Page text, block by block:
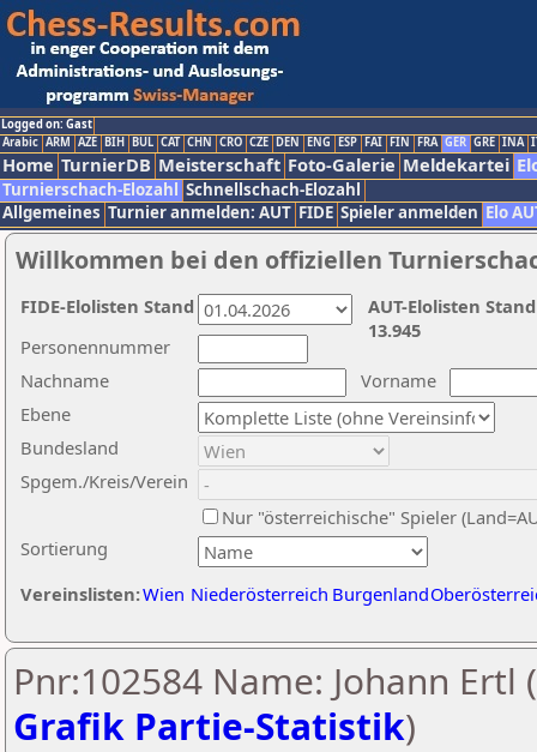
Logged on: Gast
Arabic ARM AZE BIH BUL CAT CHN CRO CZE DEN ENG ESP FAI FIN FRA GER GRE INA
Home TurnierDB Meisterschaft Foto-Galerie Meldekartei
Turnierschach-Elozahl Schnellschach-Elozahl
Allgemeines Turnier anmelden: AUT FIDE Spieler anmelden Elo
Willkommen bei den offiziellen
Nachname
Vorname
Ebene
Sortierung
Personennummer
Bundesland
Spgem./Kreis/Verein
Nur "österreichische" Spieler
Vereinslisten:Wien Niederösterreich Burgenland
AUT-Elolisten
13.945
FIDE-Elolisten Stand
Pnr:102584 Name: Johann Ertl (
Grafik Partie-Statistik)